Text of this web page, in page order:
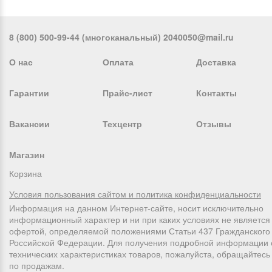
8 (800) 500-99-44 (многоканальный) 2040050@mail.ru
О нас Оплата Доставка
Гарантии Прайс-лист Контакты
Вакансии Техцентр Отзывы
Магазин
Корзина
Условия пользования сайтом и политика конфиденциальности
Информация на данном Интернет-сайте, носит исключительно
информационный характер и ни при каких условиях не
офертой, определяемой положениями Статьи 437 Гражданского
Российской Федерации. Для получения подробной информации
технических характеристиках товаров, пожалуйста,
по продажам.